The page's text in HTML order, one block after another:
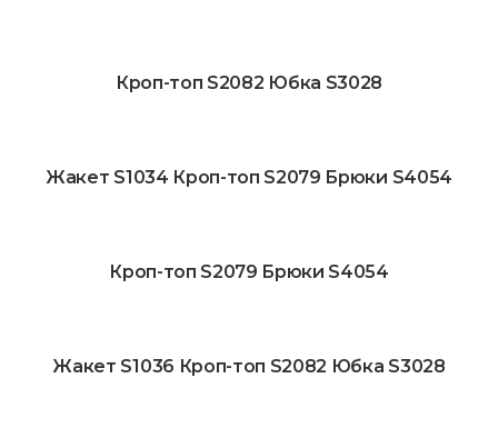
Кроп-топ S2082 Юбка S3028
Жакет S1034 Кроп-топ S2079 Брюки S4054
Кроп-топ S2079 Брюки S4054
Жакет S1036 Кроп-топ S2082 Юбка S3028